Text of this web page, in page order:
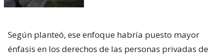
Según planteó, ese enfoque habría puesto mayor
énfasis en los derechos de las personas privadas de